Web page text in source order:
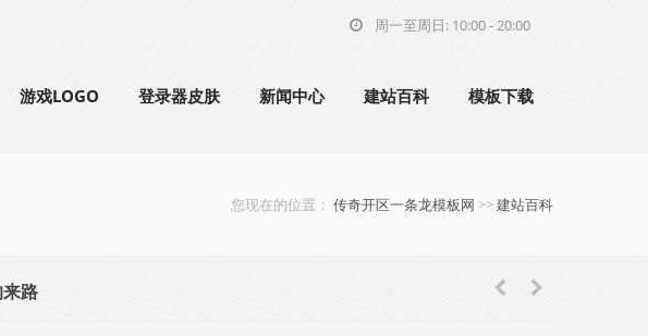
周一至周日: 10:00 - 20:00
游戏LOGO 登录器皮肤 新闻中心 建站百科 模板下载
您现在的位置： 传奇开区一条龙模板网 >>建站百科
路